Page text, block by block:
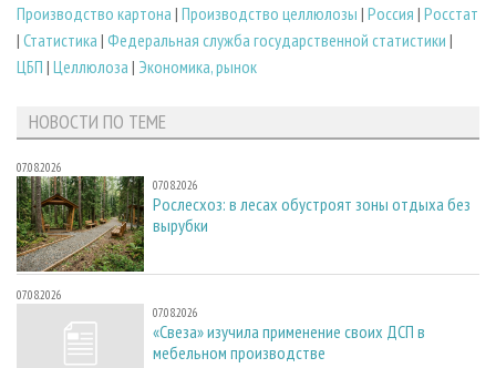
Производство картона | Производство целлюлозы | Россия | Росстат
| Статистика | Федеральная служба государственной статистики |
ЦБП | Целлюлоза | Экономика, рынок
НОВОСТИ ПО ТЕМЕ
07.08.2026
07.08.2026
Рослесхоз: в лесах обустроят зоны отдыха без
вырубки
07.08.2026
07.08.2026
«Свеза» изучила применение своих ДСП в
мебельном производстве